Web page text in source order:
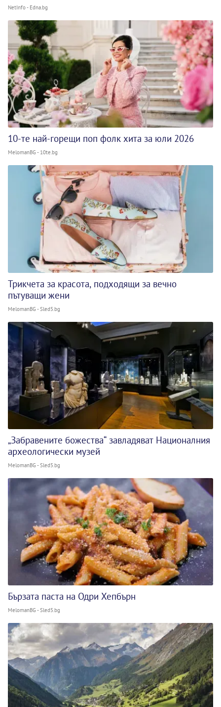
NetInfo - Edna.bg
10-те най-горещи поп фолк хита за юли 2026
MelomanBG - 10te.bg
Трикчета за красота, подходящи за вечно
пътуващи жени
MelomanBG - Sled5.bg
„Забравените божества“ завладяват Националния
археологически музей
MelomanBG - Sled5.bg
Бързата паста на Одри Хепбърн
MelomanBG - Sled5.bg